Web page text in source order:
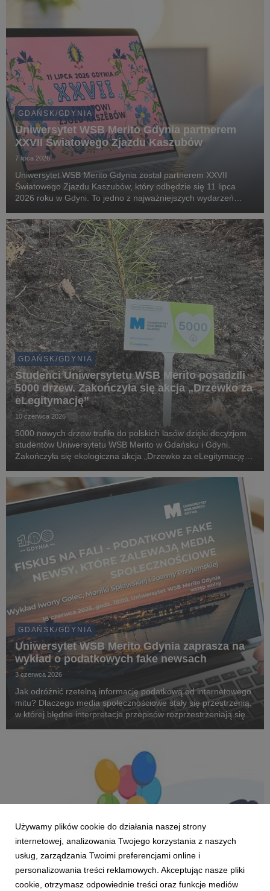
GDAŃSK/GDYNIA
Uniwersytet WSB Merito Gdynia partnerem
XXVII Światowego Zjazdu Kaszubów
7 lipca 2026
Uniwersytet WSB Merito Gdynia został partnerem XXVII
Światowego Zjazdu Kaszubów, który odbędzie się 11 lipca
2026 roku w Gdyni. To jedno z najważniejszych wydarzeń
mieszkańców regionu oraz gości z kraju i zagranicy wokół ...
GDAŃSK/GDYNIA
Studenci Uniwersytetu WSB Merito posadzili
5000 drzew. Zakończyła się akcja „Drzewko za
eLegitymację”
10 czerwca 2026
5000 nowych drzew trafiło do polskich lasów dzięki decyzjom
studentów Uniwersytetu WSB Merito w Gdańsku i Gdyni.
Zakończyła się ekologiczna akcja „Drzewko za eLegitymację”,
wsparciem środowiska naturalnego.
GDAŃSK/GDYNIA
Uniwersytet WSB Merito Gdynia zaprasza na
wykład o podatkowych fake newsach
3 czerwca 2026
Jak odróżnić rzetelną informację podatkową od internetowego
mitu? Dlaczego media społecznościowe stały się przestrzenią,
w której błędne interpretacje przepisów rozprzestrzeniają się
GDAŃSK/GDYNIA
Używamy plików cookie do działania naszej strony
internetowej, analizowania Twojego korzystania z naszych
usług, zarządzania Twoimi preferencjami online i
personalizowania treści reklamowych. Akceptując nasze pliki
cookie, otrzymasz odpowiednie treści oraz funkcje mediów